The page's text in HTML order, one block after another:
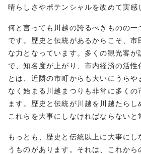
晴らしさやポテンシャルを改めて実感
何と言っても川越の誇るべきものの一
です。歴史と伝統があるからこそ、市
な力となっています。多くの観光客が
で、知名度が上がり、市内経済の活性
とは、近隣の市町からも大いにうらや
なく始まる川越まつりも非常に多くの
ます。歴史と伝統が川越を川越たらし
これらを大事にしなければならないと
もっとも、歴史と伝統以上に大事にし
うものがあります。それは、これか